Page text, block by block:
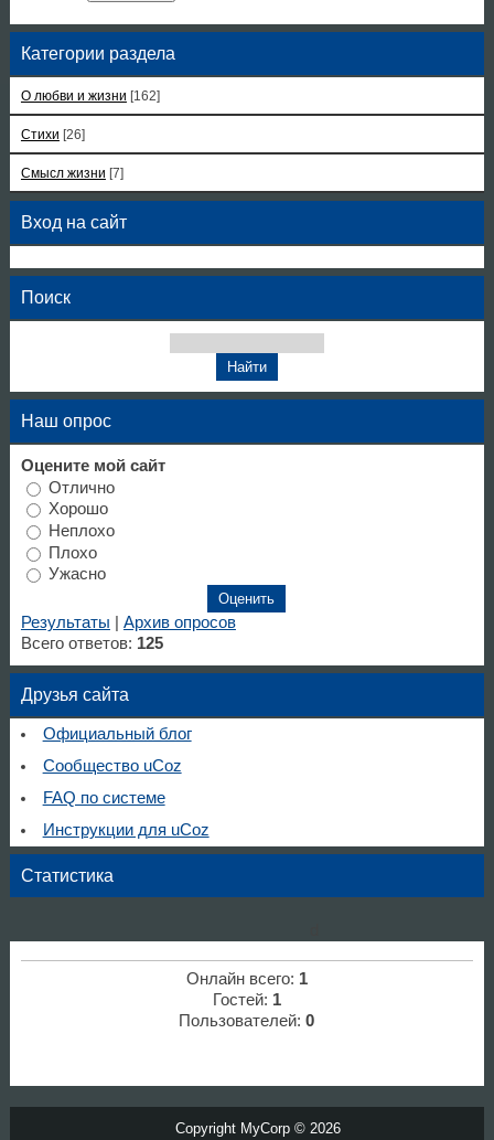
Категории раздела
О любви и жизни [162]
Стихи [26]
Смысл жизни [7]
Вход на сайт
Поиск
Наш опрос
Оцените мой сайт
Отлично
Хорошо
Неплохо
Плохо
Ужасно
Результаты
Архив опросов
Всего ответов: 125
Друзья сайта
Официальный блог
Сообщество uCoz
FAQ по системе
Инструкции для uCoz
Статистика
Онлайн всего: 1
Гостей: 1
Пользователей:0
Copyright MyCorp © 2026